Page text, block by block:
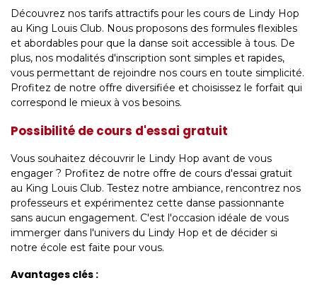
Découvrez nos tarifs attractifs pour les cours de Lindy Hop
au King Louis Club. Nous proposons des formules flexibles
et abordables pour que la danse soit accessible à tous. De
plus, nos modalités d'inscription sont simples et rapides,
vous permettant de rejoindre nos cours en toute simplicité.
Profitez de notre offre diversifiée et choisissez le forfait qui
correspond le mieux à vos besoins.
Possibilité de cours d'essai gratuit
Vous souhaitez découvrir le Lindy Hop avant de vous
engager ? Profitez de notre offre de cours d'essai gratuit
au King Louis Club. Testez notre ambiance, rencontrez nos
professeurs et expérimentez cette danse passionnante
sans aucun engagement. C'est l'occasion idéale de vous
immerger dans l'univers du Lindy Hop et de décider si
notre école est faite pour vous.
Avantages clés :